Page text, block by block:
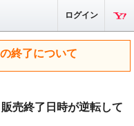
ログイン
終了について
売終了日時が逆転して